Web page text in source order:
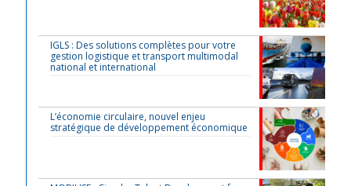
IGLS : Des solutions complètes pour votre
gestion logistique et transport multimodal
national et international
L’économie circulaire, nouvel enjeu
stratégique de développement économique